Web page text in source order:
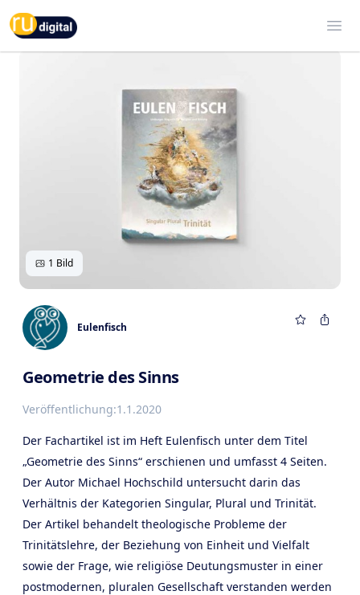
RU-digital
1 Bild
Eulenfisch
Geometrie des Sinns
Veröffentlichung:1.1.2020
Der Fachartikel ist im Heft Eulenfisch unter dem Titel
„Geometrie des Sinns“ erschienen und umfasst 4 Seiten.
Der Autor Michael Hochschild untersucht darin das
Verhältnis der Kategorien Singular, Plural und Trinität.
Der Artikel behandelt theologische Probleme der
Trinitätslehre, der Beziehung von Einheit und Vielfalt
sowie der Frage, wie religiöse Deutungsmuster in einer
postmodernen, pluralen Gesellschaft verstanden werden